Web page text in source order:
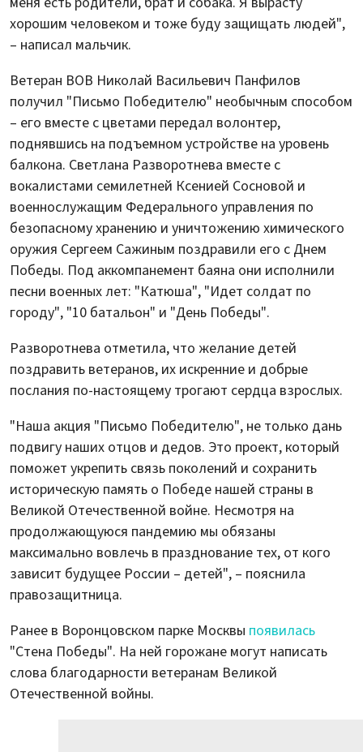
хорошим человеком и тоже буду защищать людей",
– написал мальчик.
Ветеран ВОВ Николай Васильевич Панфилов
получил "Письмо Победителю" необычным способом
– его вместе с цветами передал волонтер,
поднявшись на подъемном устройстве на уровень
балкона. Светлана Разворотнева вместе с
вокалистами семилетней Ксенией Сосновой и
военнослужащим Федерального управления по
безопасному хранению и уничтожению химического
оружия Сергеем Сажиным поздравили его с Днем
Победы. Под аккомпанемент баяна они исполнили
песни военных лет: "Катюша", "Идет солдат по
городу", "10 батальон" и "День Победы".
Разворотнева отметила, что желание детей
поздравить ветеранов, их искренние и добрые
послания по-настоящему трогают сердца взрослых.
"Наша акция "Письмо Победителю", не только дань
подвигу наших отцов и дедов. Это проект, который
поможет укрепить связь поколений и сохранить
историческую память о Победе нашей страны в
Великой Отечественной войне. Несмотря на
продолжающуюся пандемию мы обязаны
максимально вовлечь в празднование тех, от кого
зависит будущее России – детей", – пояснила
правозащитница.
Ранее в Воронцовском парке Москвы появилась
"Стена Победы". На ней горожане могут написать
слова благодарности ветеранам Великой
Отечественной войны.